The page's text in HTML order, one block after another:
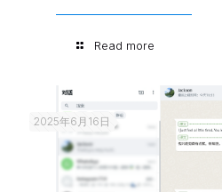
Read more
2025年6月16日